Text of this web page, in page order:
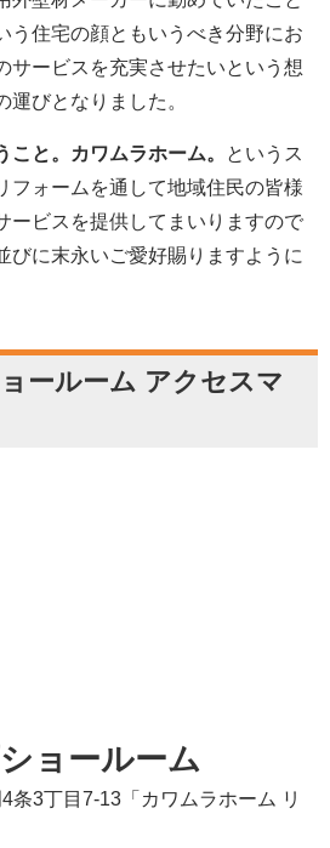
う住宅の顔ともいうべき分野にお
サービスを充実させたいという想
びとなりました。
こと。カワムラホーム。
というス
フォームを通して地域住民の皆様
ービスを提供してまいりますので
びに末永いご愛好賜りますように
ールーム アクセスマ
ョールーム
条3丁目7-13「カワムラホーム リ